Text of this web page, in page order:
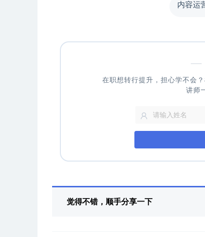
内容运
—
在职想转行提升，担心学不会
讲师
觉得不错，顺手分享一下